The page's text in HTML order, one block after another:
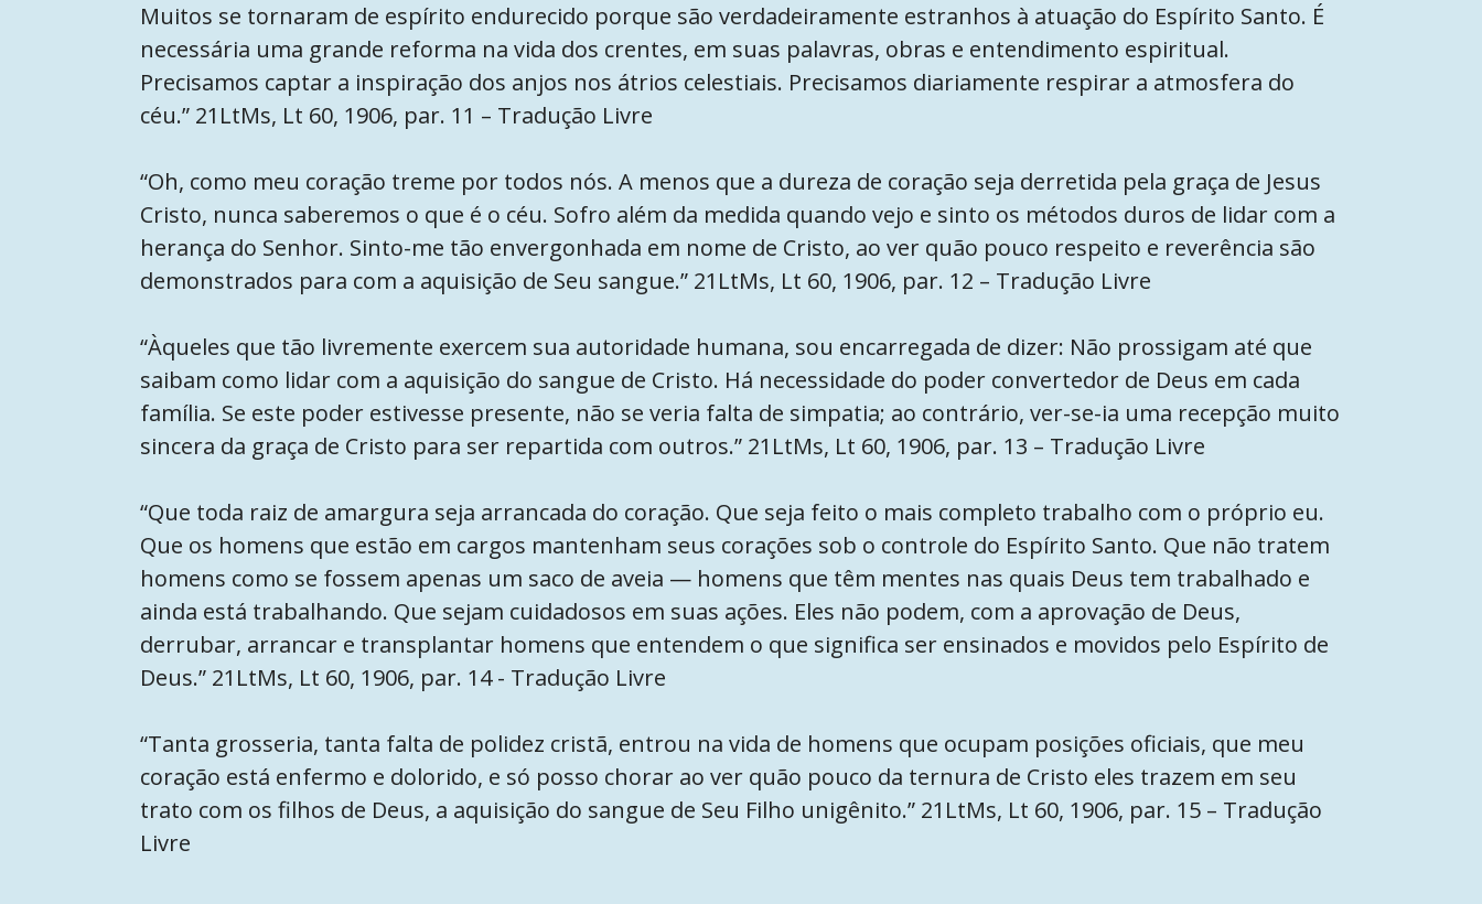
Muitos se tornaram de espírito endurecido porque são verdadeiramente estranhos à atuação do Espírito Santo. É
necessária uma grande reforma na vida dos crentes, em suas palavras, obras e entendimento espiritual.
Precisamos captar a inspiração dos anjos nos átrios celestiais. Precisamos diariamente respirar a atmosfera do
céu.” 21LtMs, Lt 60, 1906, par. 11 – Tradução Livre
“Oh, como meu coração treme por todos nós. A menos que a dureza de coração seja derretida pela graça de Jesus
Cristo, nunca saberemos o que é o céu. Sofro além da medida quando vejo e sinto os métodos duros de lidar com a
herança do Senhor. Sinto-me tão envergonhada em nome de Cristo, ao ver quão pouco respeito e reverência são
demonstrados para com a aquisição de Seu sangue.” 21LtMs, Lt 60, 1906, par. 12 – Tradução Livre
“Àqueles que tão livremente exercem sua autoridade humana, sou encarregada de dizer: Não prossigam até que
saibam como lidar com a aquisição do sangue de Cristo. Há necessidade do poder convertedor de Deus em cada
família. Se este poder estivesse presente, não se veria falta de simpatia; ao contrário, ver-se-ia uma recepção muito
sincera da graça de Cristo para ser repartida com outros.” 21LtMs, Lt 60, 1906, par. 13 – Tradução Livre
“Que toda raiz de amargura seja arrancada do coração. Que seja feito o mais completo trabalho com o próprio eu.
Que os homens que estão em cargos mantenham seus corações sob o controle do Espírito Santo. Que não tratem
homens como se fossem apenas um saco de aveia — homens que têm mentes nas quais Deus tem trabalhado e
ainda está trabalhando. Que sejam cuidadosos em suas ações. Eles não podem, com a aprovação de Deus,
derrubar, arrancar e transplantar homens que entendem o que significa ser ensinados e movidos pelo Espírito de
Deus.” 21LtMs, Lt 60, 1906, par. 14 - Tradução Livre
“Tanta grosseria, tanta falta de polidez cristã, entrou na vida de homens que ocupam posições oficiais, que meu
coração está enfermo e dolorido, e só posso chorar ao ver quão pouco da ternura de Cristo eles trazem em seu
trato com os filhos de Deus, a aquisição do sangue de Seu Filho unigênito.” 21LtMs, Lt 60, 1906, par. 15 – Tradução
Livre